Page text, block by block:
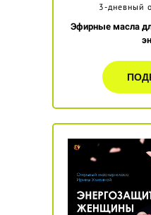
3-дневный
Эфирные масла